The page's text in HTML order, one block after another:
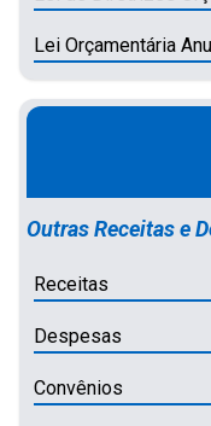
Lei Orçamentária
Outras Receitas e
Receitas
Despesas
Convênios